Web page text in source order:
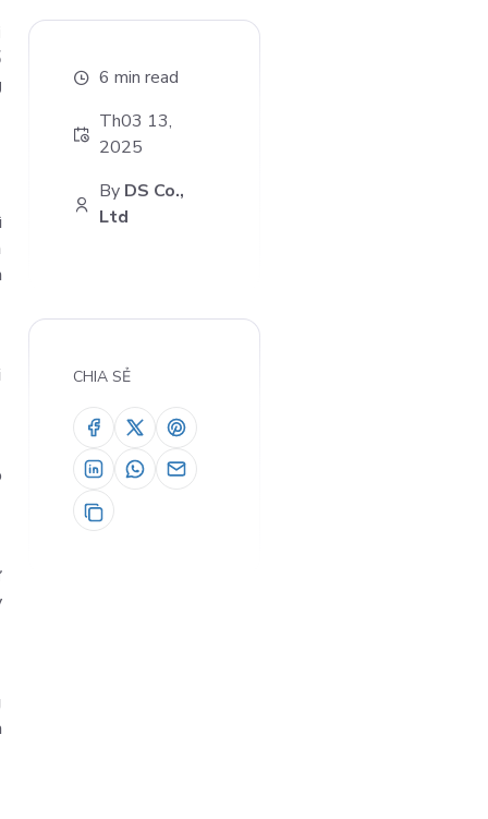
6 min read
Th03 13,
2025
By DS Co.,
Ltd
CHIA SẺ